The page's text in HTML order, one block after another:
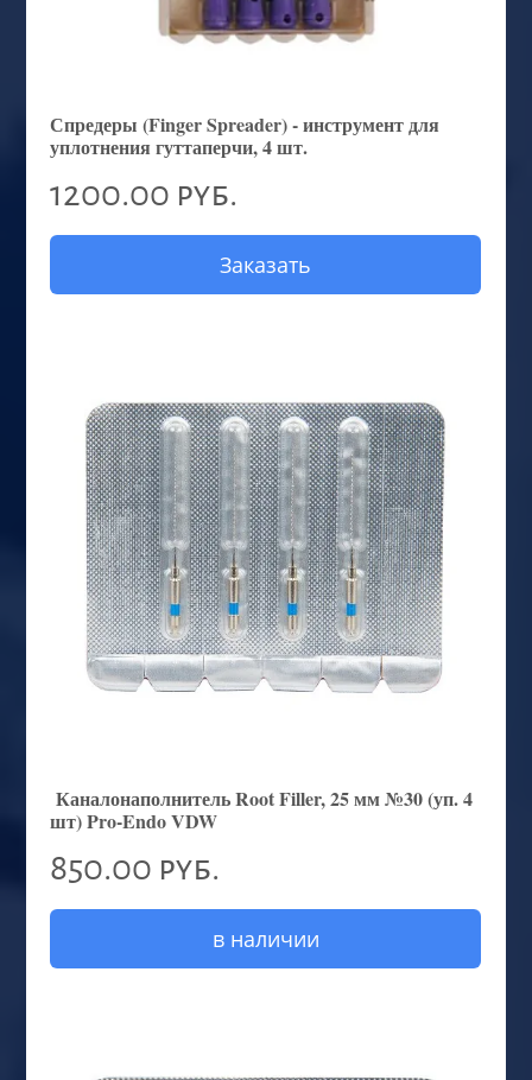
Спредеры (Finger Spreader) - инструмент для
уплотнения гуттаперчи, 4 шт.
1200.00 руб.
Заказать
Каналонаполнитель Root Filler, 25 мм №30 (уп. 4
шт) Pro-Endo VDW
850.00 руб.
в наличии